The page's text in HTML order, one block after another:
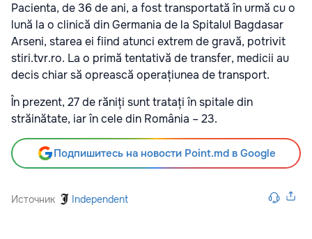
Pacienta, de 36 de ani, a fost transportată în urmă cu o
lună la o clinică din Germania de la Spitalul Bagdasar
Arseni, starea ei fiind atunci extrem de gravă, potrivit
stiri.tvr.ro. La o primă tentativă de transfer, medicii au
decis chiar să oprească operațiunea de transport.
În prezent, 27 de răniți sunt tratați în spitale din
străinătate, iar în cele din România – 23.
Подпишитесь на новости Point.md в Google
Источник Independent